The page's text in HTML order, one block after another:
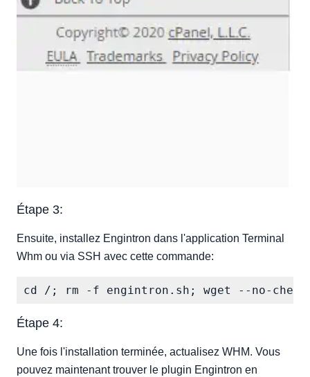
Étape 3:
Ensuite, installez Engintron dans l'application Terminal
Whm ou via SSH avec cette commande:
Étape 4:
Une fois l'installation terminée, actualisez WHM. Vous
pouvez maintenant trouver le plugin Engintron en